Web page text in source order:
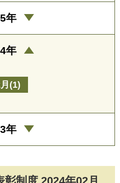
年
年
(1)
年